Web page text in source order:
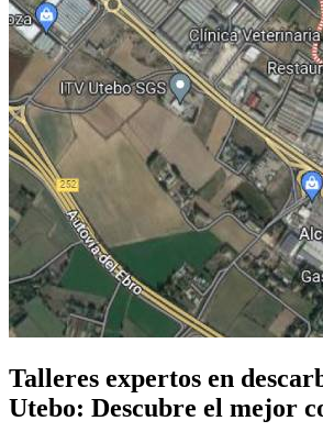
Talleres expertos en
Utebo: Descubre el mejor